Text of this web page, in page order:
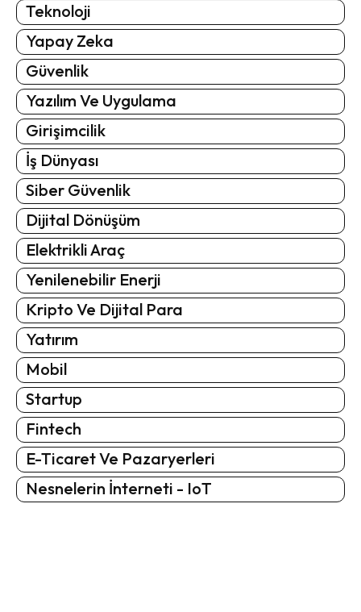
Teknoloji
Yapay Zeka
Güvenlik
Yazılım Ve Uygulama
Girişimcilik
İş Dünyası
Siber Güvenlik
Dijital Dönüşüm
Elektrikli Araç
Yenilenebilir Enerji
Kripto Ve Dijital Para
Yatırım
Mobil
Startup
Fintech
E-Ticaret Ve Pazaryerleri
Nesnelerin İnterneti - IoT